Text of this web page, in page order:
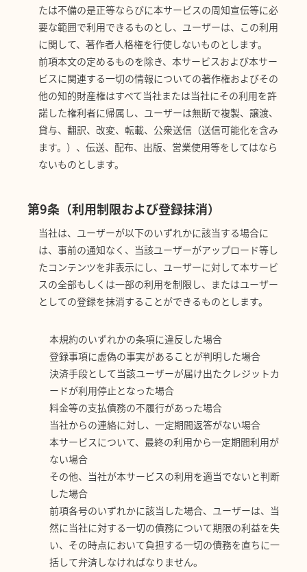
たは不備の是正等ならびに本サービスの周知宣伝等に必
要な範囲で利用できるものとし、ユーザーは、この利用
に関して、著作者人格権を行使しないものとします。
前項本文の定めるものを除き、本サービスおよび本サー
ビスに関連する一切の情報についての著作権およびその
他の知的財産権はすべて当社または当社にその利用を許
諾した権利者に帰属し、ユーザーは無断で複製、譲渡、
貸与、翻訳、改変、転載、公衆送信（送信可能化を含み
ます。）、伝送、配布、出版、営業使用等をしてはなら
ないものとします。
第9条（利用制限および登録抹消）
当社は、ユーザーが以下のいずれかに該当する場合に
は、事前の通知なく、当該ユーザーがアップロード等し
たコンテンツを非表示にし、ユーザーに対して本サービ
スの全部もしくは一部の利用を制限し、またはユーザー
としての登録を抹消することができるものとします。
本規約のいずれかの条項に違反した場合
登録事項に虚偽の事実があることが判明した場合
決済手段として当該ユーザーが届け出たクレジットカ
ードが利用停止となった場合
料金等の支払債務の不履行があった場合
当社からの連絡に対し、一定期間返答がない場合
本サービスについて、最終の利用から一定期間利用が
ない場合
その他、当社が本サービスの利用を適当でないと判断
した場合
前項各号のいずれかに該当した場合、ユーザーは、当
然に当社に対する一切の債務について期限の利益を失
い、その時点において負担する一切の債務を直ちに一
括して弁済しなければなりません。